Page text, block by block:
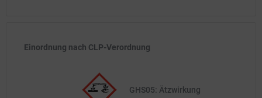
Einordnung nach CLP-Verordnung
GHS05: Ätzwirkung